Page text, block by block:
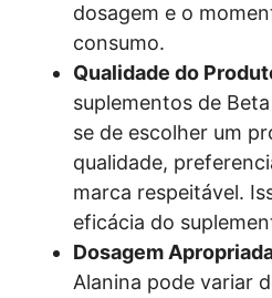
dosagem e o
consumo.
Qualidade do
suplementos de
se de escolher um
qualidade,
marca respeitável.
eficácia do
Dosagem
Alanina pode variar